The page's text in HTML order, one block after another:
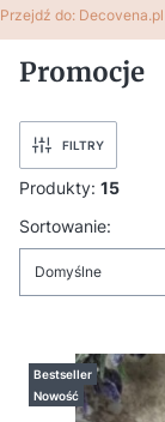
Przejdź do: Decovena.pl
Promocje
FILTRY
Produkty: 15
Lista
Sortowanie:
Domyślne
Bestseller
Nowość